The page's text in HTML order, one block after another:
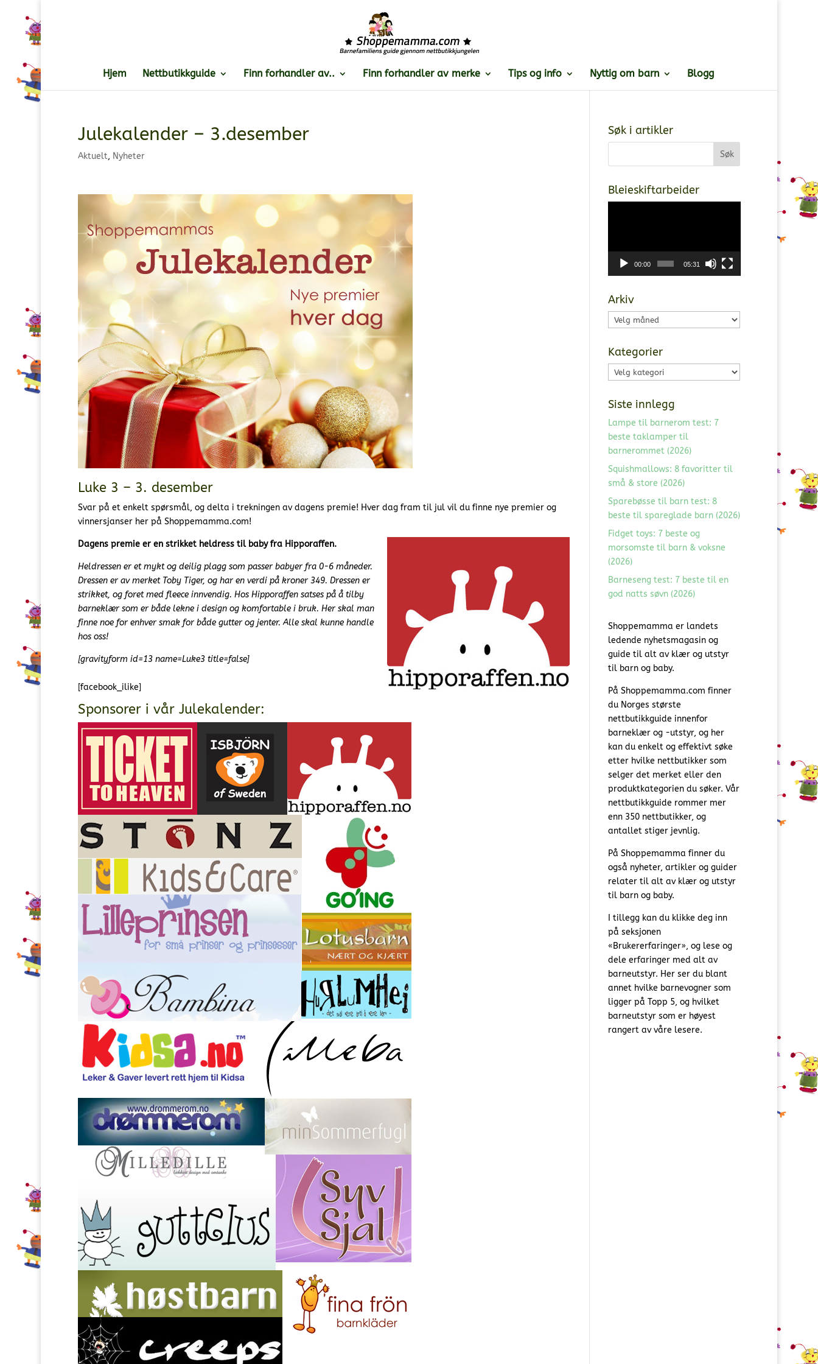
Hjem Nettbutikkguide Finn forhandler av.. Finn forhandler av merke Tips og info Nyttig om barn Blogg
Julekalender – 3.desember
Aktuelt, Nyheter
Luke 3 – 3. desember
Svar på et enkelt spørsmål, og delta i trekningen av dagens premie! Hver dag fram til jul vil du finne nye premier og
vinnersjanser her på Shoppemamma.com!
Dagens premie er en strikket heldress til baby fra Hipporaffen.
Heldressen er et mykt og deilig plagg som passer babyer fra 0-6 måneder.
Dressen er av merket Toby Tiger, og har en verdi på kroner 349. Dressen er
strikket, og foret med fleece innvendig. Hos Hipporaffen satses på å tilby
barneklær som er både lekne i design og komfortable i bruk. Her skal man
finne noe for enhver smak for både gutter og jenter. Alle skal kunne handle
hos oss!
[gravityform id=13 name=Luke3 title=false]
[facebook_ilike]
Sponsorer i vår Julekalender:
Søk i artikler
Bleieskiftarbeider
00:00 05:31
Arkiv
Arkiv
Kategorier
Kategorier
Siste innlegg
Lampe til barnerom test: 7
beste taklamper til
barnerommet (2026)
Squishmallows: 8 favoritter til
små & store (2026)
Sparebøsse til barn test: 8
beste til spareglade barn (2026)
Fidget toys: 7 beste og
morsomste til barn & voksne
(2026)
Barneseng test: 7 beste til en
god natts søvn (2026)
Shoppemamma er landets
ledende nyhetsmagasin og
guide til alt av klær og utstyr
til barn og baby.
På Shoppemamma.com finner
du Norges største
nettbutikkguide innenfor
barneklær og -utstyr, og her
kan du enkelt og effektivt søke
etter hvilke nettbutikker som
selger det merket eller den
produktkategorien du søker. Vår
nettbutikkguide rommer mer
enn 350 nettbutikker, og
antallet stiger jevnlig.
På Shoppemamma finner du
også nyheter, artikler og guider
relater til alt av klær og utstyr
til barn og baby.
I tillegg kan du klikke deg inn
på seksjonen
«Brukererfaringer», og lese og
dele erfaringer med alt av
barneutstyr. Her ser du blant
annet hvilke barnevogner som
ligger på Topp 5, og hvilket
barneutstyr som er høyest
rangert av våre lesere.